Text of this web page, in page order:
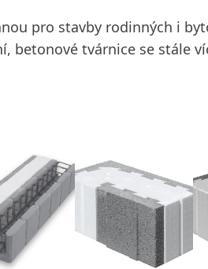
pro stavby rodinných i
betonové tvárnice se stále